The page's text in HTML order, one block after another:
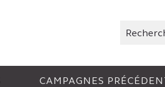
Rechercher
CAMPAGNES